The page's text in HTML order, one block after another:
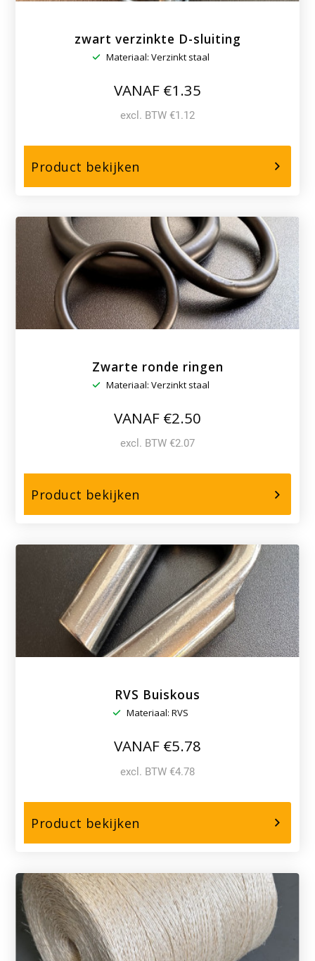
zwart verzinkte D-sluiting
Materiaal: Verzinkt staal
VANAF €1.35
excl. BTW €1.12
Product bekijken
zwart
D-
sluiting
Zwarte ronde ringen
Materiaal: Verzinkt staal
VANAF €2.50
excl. BTW €2.07
Product bekijken
Zwarte
ringen
RVS Buiskous
Materiaal: RVS
VANAF €5.78
excl. BTW €4.78
Product bekijken
RVS